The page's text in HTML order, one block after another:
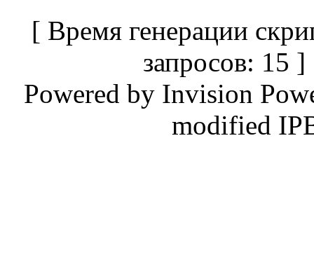
[ Время генерации
запросов:
Powered by Invision
modified